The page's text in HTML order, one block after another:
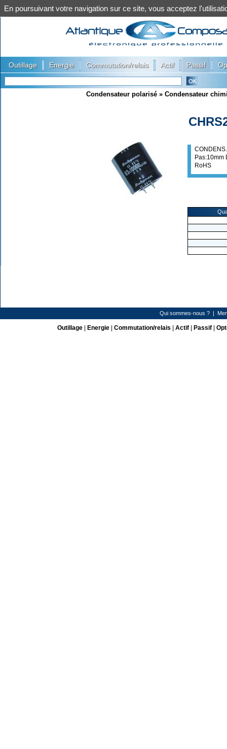
Outillage Energie Commutation/relais Actif Passif
Condensateur polarisé » Condensateur
Pas:10mm
RoHS
Qui sommes-nous ? |
Outillage| Energie| Commutation/relais Actif| Passif|
En poursuivant votre navigation sur ce site, vous acceptez